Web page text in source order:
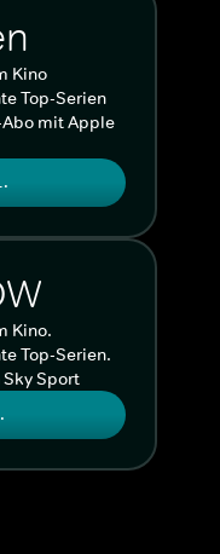
Kino
Top-Serien
mit Apple
Kino.
Top-Serien.
Sport